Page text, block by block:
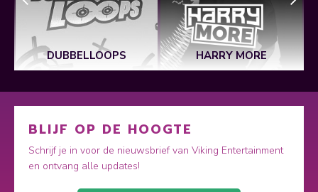
DUBBELLOOPS HARRY MORE
BLIJF OP DE HOOGTE
Schrijf je in voor de nieuwsbrief van Viking Entertainment
en ontvang alle updates!